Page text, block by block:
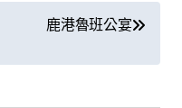
鹿港魯班公宴